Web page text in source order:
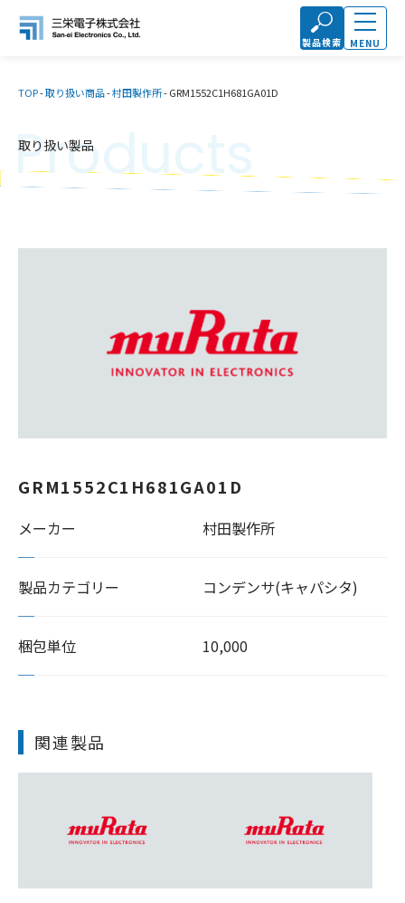
製品検索 MENU
TOP-取り扱い商品-村田製作所-GRM1552C1H681GA01D
取り扱い製品
Products
GRM1552C1H681GA01D
メーカー 村田製作所
製品カテゴリー コンデンサ(キャパシタ)
梱包単位 10,000
関連製品